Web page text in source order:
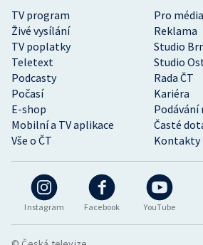
Instagram Facebook YouTube
TV program
Pro média
Živé vysílání
Reklama
TV poplatky
Studio
Teletext
Studio
Podcasty
Rada ČT
Počasí
Kariéra
E-shop
Podávání
Mobilní a TV aplikace
Časté
Vše o ČT
Kontakty